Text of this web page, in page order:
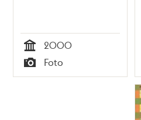
Tid
2000
Typ
Foto